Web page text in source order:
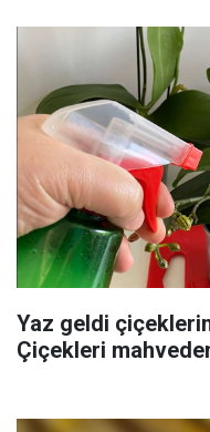
Yaz geldi
Çiçekleri